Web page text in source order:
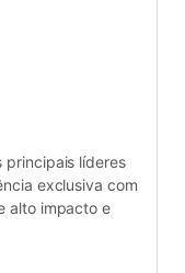
principais líderes
exclusiva com
alto impacto e